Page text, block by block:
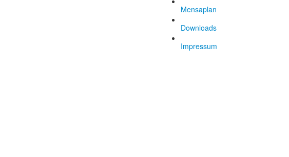
Mensaplan
Downloads
Impressum